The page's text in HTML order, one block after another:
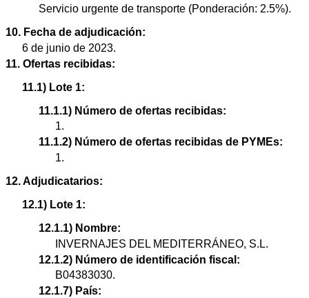
Servicio urgente de transporte (Ponderación: 2.5%).
10. Fecha de adjudicación:
6 de junio de 2023.
11. Ofertas recibidas:
11.1) Lote 1:
11.1.1) Número de ofertas recibidas:
1.
11.1.2) Número de ofertas recibidas de PYMEs:
1.
12. Adjudicatarios:
12.1) Lote 1:
12.1.1) Nombre:
INVERNAJES DEL MEDITERRÁNEO, S.L.
12.1.2) Número de identificación fiscal:
B04383030.
12.1.7) País: